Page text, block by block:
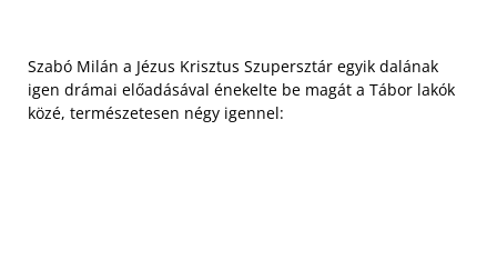
Szabó Milán a Jézus Krisztus Szupersztár egyik dalának
igen drámai előadásával énekelte be magát a Tábor lakók
közé, természetesen négy igennel: